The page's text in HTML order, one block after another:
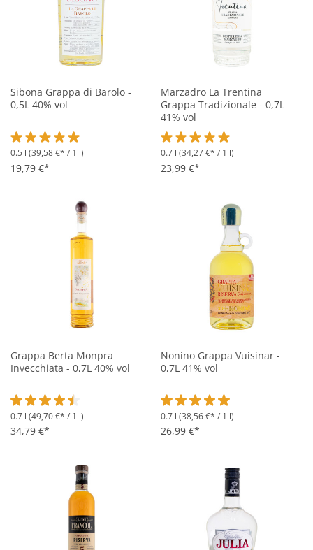
Sibona Grappa di Barolo -
0,5L 40% vol
Durchschnittliche Bewertung von 5 von 5 Sternen
0.5 l (39,58 €* / 1 l)
19,79 €*
Marzadro La Trentina
Grappa Tradizionale - 0,7L
41% vol
Durchschnittliche Bewertung
0.7 l (34,27 €* / 1 l)
23,99 €*
Grappa Berta Monpra
Invecchiata - 0,7L 40% vol
Durchschnittliche Bewertung von 4.5 von 5 Sternen
0.7 l (49,70 €* / 1 l)
34,79 €*
Nonino Grappa Vuisinar -
0,7L 41% vol
Durchschnittliche Bewertung
0.7 l (38,56 €* / 1 l)
26,99 €*